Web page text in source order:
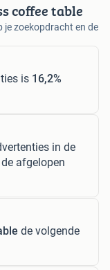
coffee table
je zoekopdracht en de
is 16,2%
in de
afgelopen
de volgende